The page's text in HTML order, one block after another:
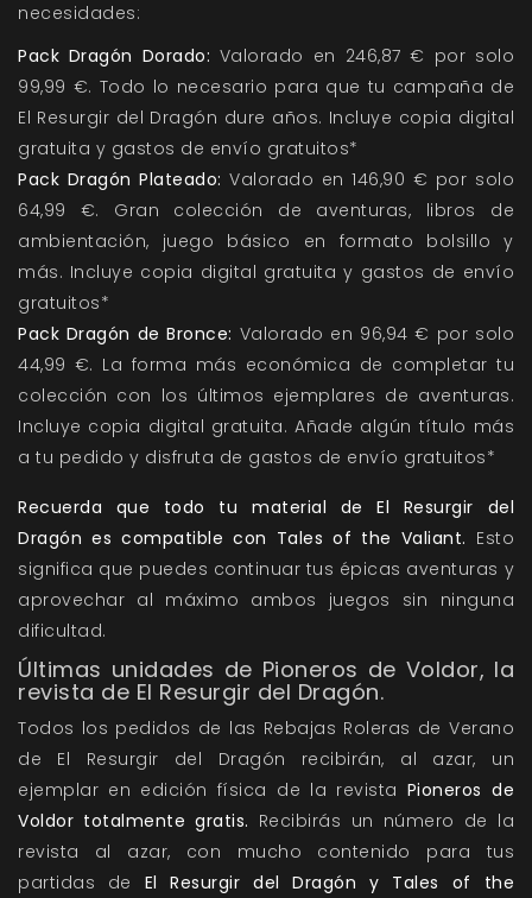
necesidades:
Pack Dragón Dorado: Valorado en 246,87 € por solo
99,99 €. Todo lo necesario para que tu campaña de
El Resurgir del Dragón dure años. Incluye copia digital
gratuita y gastos de envío gratuitos*
Pack Dragón Plateado: Valorado en 146,90 € por solo
64,99 €. Gran colección de aventuras, libros de
ambientación, juego básico en formato bolsillo y
más. Incluye copia digital gratuita y gastos de envío
gratuitos*
Pack Dragón de Bronce: Valorado en 96,94 € por solo
44,99 €. La forma más económica de completar tu
colección con los últimos ejemplares de aventuras.
Incluye copia digital gratuita. Añade algún título más
a tu pedido y disfruta de gastos de envío gratuitos*
Recuerda que todo tu material de El Resurgir del
Dragón es compatible con Tales of the Valiant. Esto
significa que puedes continuar tus épicas aventuras y
aprovechar al máximo ambos juegos sin ninguna
dificultad.
Últimas unidades de Pioneros de Voldor, la
revista de El Resurgir del Dragón.
Todos los pedidos de las Rebajas Roleras de Verano
de El Resurgir del Dragón recibirán, al azar, un
ejemplar en edición física de la revista Pioneros de
Voldor totalmente gratis. Recibirás un número de la
revista al azar, con mucho contenido para tus
partidas de El Resurgir del Dragón y Tales of the